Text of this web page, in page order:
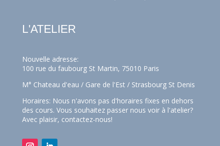
L'ATELIER
Nouvelle adresse:
100 rue du faubourg St Martin, 75010 Paris
M° Chateau d'eau / Gare de l'Est / Strasbourg St Denis
Horaires: Nous n'avons pas d'horaires fixes en dehors
des cours. Vous souhaitez passer nous voir à l'atelier?
Avec plaisir, contactez-nous!